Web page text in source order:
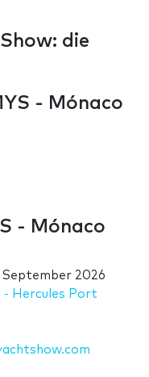
die
- Mónaco
- Mónaco
September 2026
- Hercules Port